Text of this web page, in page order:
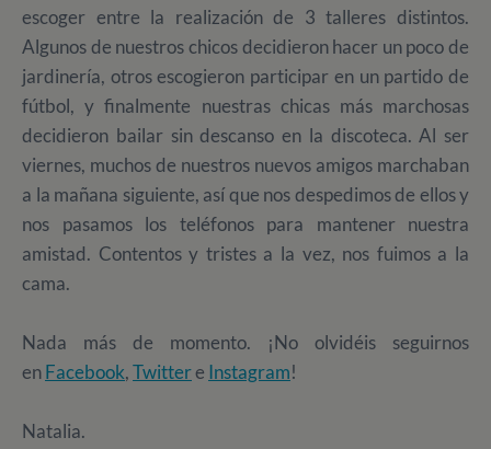
escoger entre la realización de 3 talleres distintos.
Algunos de nuestros chicos decidieron hacer un poco de
jardinería, otros escogieron participar en un partido de
fútbol, y finalmente nuestras chicas más marchosas
decidieron bailar sin descanso en la discoteca. Al ser
viernes, muchos de nuestros nuevos amigos marchaban
a la mañana siguiente, así que nos despedimos de ellos y
nos pasamos los teléfonos para mantener nuestra
amistad. Contentos y tristes a la vez, nos fuimos a la
cama.
Nada más de momento. ¡No olvidéis seguirnos
enFacebook,Twittere Instagram!
Natalia.